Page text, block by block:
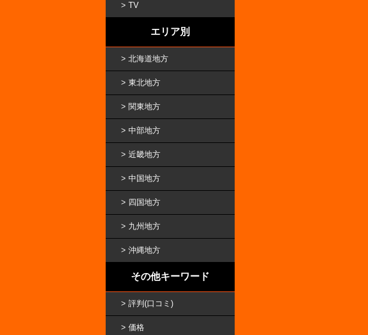
TV
エリア別
北海道地方
東北地方
関東地方
中部地方
近畿地方
中国地方
四国地方
九州地方
沖縄地方
その他キーワード
評判(口コミ)
価格